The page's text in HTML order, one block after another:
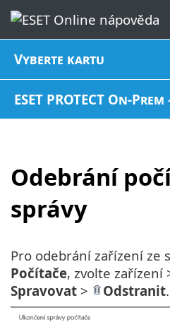
Vyberte kartu
ESET PROTECT On-
Odebrání
správy
Pro odebrání zařízení ze
Počítače, zvolte zařízení
Spravovat > Odstranit.